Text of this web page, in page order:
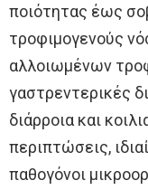
ποιότητας έως
τροφιμογενούς
αλλοιωμένων
γαστρεντερικές
διάρροια και
περιπτώσεις,
παθογόνοι